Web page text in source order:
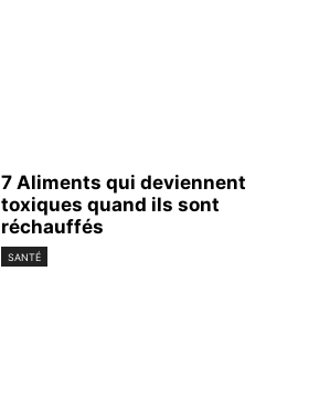
7 Aliments qui deviennent
toxiques quand ils sont
réchauffés
SANTÉ